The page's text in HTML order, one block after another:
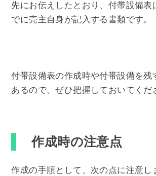
先にお伝えしたとおり、付帯設備表
でに売主自身が記入する書類です。
付帯設備表の作成時や付帯設備を残
あるので、ぜひ把握しておいてくだ
作成時の注意点
作成の手順として、次の点に注意し